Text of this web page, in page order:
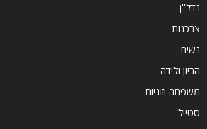
נדל''ן
צרכנות
נשים
הריון ולידה
משפחה וזוגיות
סטייל